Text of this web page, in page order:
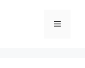
Меню